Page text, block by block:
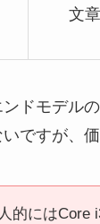
文
ドモデル
ですが、
的にはCore